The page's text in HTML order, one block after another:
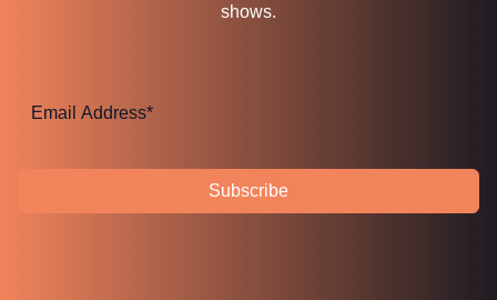
shows.
Subscribe